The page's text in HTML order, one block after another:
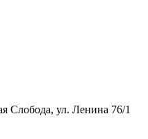
Слобода, ул. Ленина 76/1